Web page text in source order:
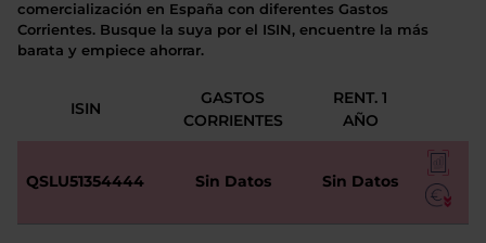
comercialización en España con diferentes Gastos
Corrientes. Busque la suya por el ISIN, encuentre la más
barata y empiece ahorrar.
ISIN
GASTOS
CORRIENTES
RENT. 1
AÑO
QSLU51354444 Sin Datos Sin Datos